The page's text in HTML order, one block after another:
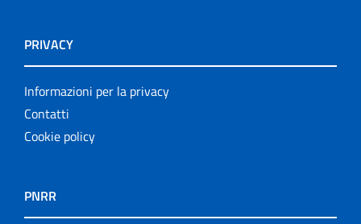
PRIVACY
Informazioni per la privacy
Contatti
Cookie policy
PNRR